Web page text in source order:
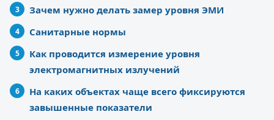
Зачем нужно делать замер уровня ЭМИ
Санитарные нормы
Как проводится измерение уровня
электромагнитных излучений
На каких объектах чаще всего фиксируются
завышенные показатели